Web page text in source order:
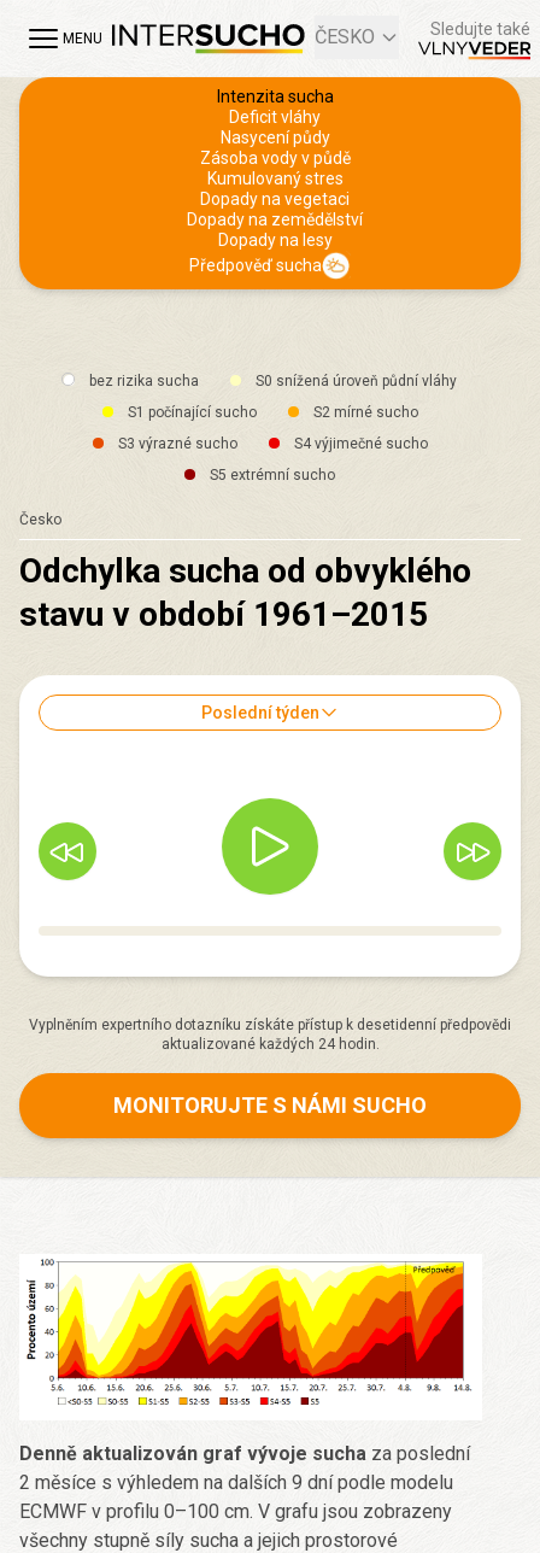
MENU ČESKO Sledujte také
Intenzita sucha
Deficit vláhy
Nasycení půdy
Zásoba vody v půdě
Kumulovaný stres
Dopady na vegetaci
Dopady na zemědělství
Dopady na lesy
Předpověď sucha
bez rizika sucha
S0 snížená úroveň půdní vláhy
S1 počínající sucho
S2 mírné sucho
S3 výrazné sucho
S4 výjimečné sucho
S5 extrémní sucho
Česko
Odchylka sucha od obvyklého
stavu v období 1961–2015
Poslední týden
Vyplněním expertního dotazníku získáte přístup k desetidenní předpovědi
aktualizované každých 24 hodin.
MONITORUJTE S NÁMI SUCHO
Denně aktualizován graf vývoje sucha za poslední
2 měsíce s výhledem na dalších 9 dní podle modelu
ECMWF v profilu 0–100 cm. V grafu jsou zobrazeny
všechny stupně síly sucha a jejich prostorové